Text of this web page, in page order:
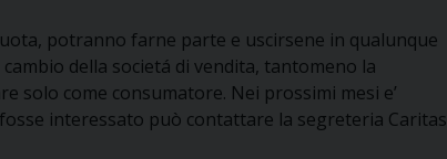
potranno farne parte e uscirsene in qualunque
della societá di vendita, tantomeno la
solo come consumatore. Nei prossimi mesi e’
interessato può contattare la segreteria Caritas